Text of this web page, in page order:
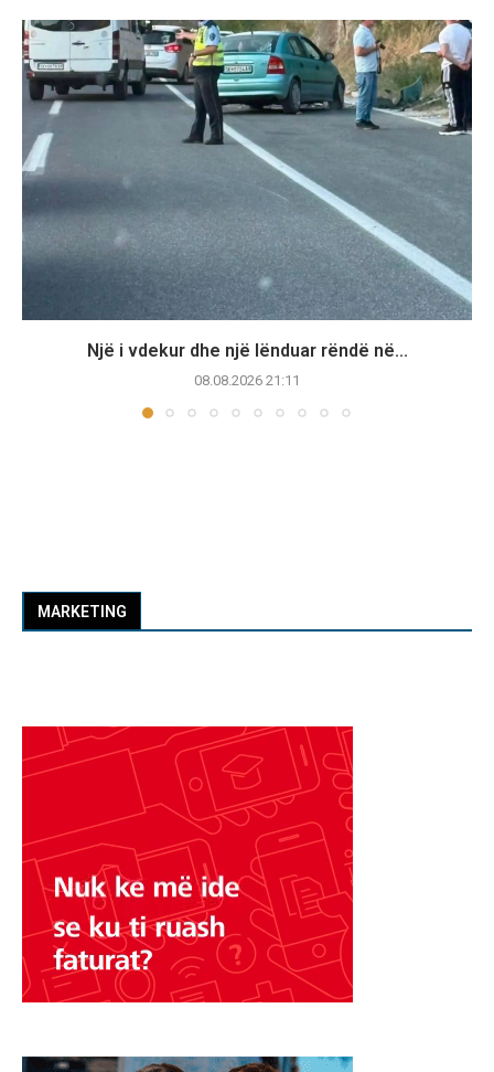
Një i vdekur dhe një lënduar rëndë në...
08.08.2026 21:11
MARKETING